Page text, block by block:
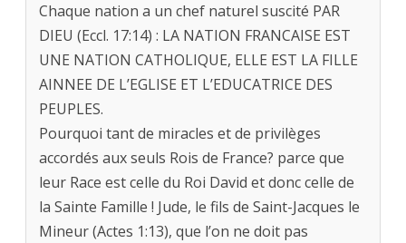
Chaque nation a un chef naturel suscité PAR
DIEU (Eccl. 17:14) : LA NATION FRANCAISE EST
UNE NATION CATHOLIQUE, ELLE EST LA FILLE
AINNEE DE L’EGLISE ET L’EDUCATRICE DES
PEUPLES.
Pourquoi tant de miracles et de privilèges
accordés aux seuls Rois de France? parce que
leur Race est celle du Roi David et donc celle de
la Sainte Famille ! Jude, le fils de Saint-Jacques le
Mineur (Actes 1:13), que l’on ne doit pas